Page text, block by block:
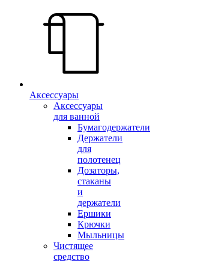
Аксессуары
Аксессуары
для ванной
Бумагодержатели
Держатели
для
полотенец
Дозаторы,
стаканы
и
держатели
Ершики
Крючки
Мыльницы
Чистящее
средство